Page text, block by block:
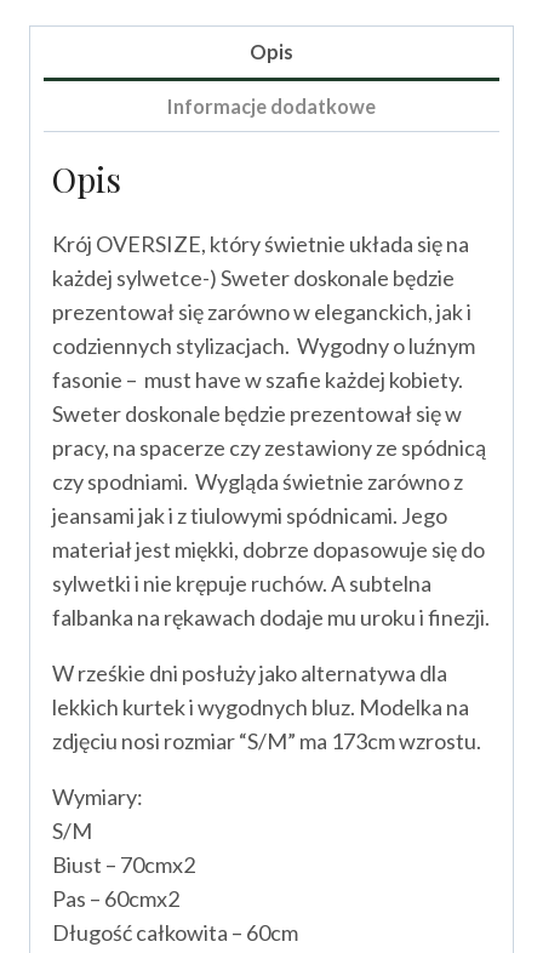
Opis
Informacje dodatkowe
Opis
Krój OVERSIZE, który świetnie układa się na
każdej sylwetce-) Sweter doskonale będzie
prezentował się zarówno w eleganckich, jak i
codziennych stylizacjach. Wygodny o luźnym
fasonie – must have w szafie każdej kobiety.
Sweter doskonale będzie prezentował się w
pracy, na spacerze czy zestawiony ze spódnicą
czy spodniami. Wygląda świetnie zarówno z
jeansami jak i z tiulowymi spódnicami. Jego
materiał jest miękki, dobrze dopasowuje się do
sylwetki i nie krępuje ruchów. A subtelna
falbanka na rękawach dodaje mu uroku i finezji.
W rześkie dni posłuży jako alternatywa dla
lekkich kurtek i wygodnych bluz. Modelka na
zdjęciu nosi rozmiar “S/M” ma 173cm wzrostu.
Wymiary:
S/M
Biust – 70cmx2
Pas – 60cmx2
Długość całkowita – 60cm